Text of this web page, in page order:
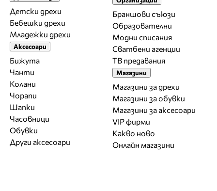
Детски дрехи
Бебешки дрехи
Младежки дрехи
Аксесоари
Бижута
Чанти
Колани
Чорапи
Шапки
Часовници
Обувки
Други аксесоари
Браншови съюзи
Образователни
Модни списания
Сватбени агенции
ТВ предавания
Магазини
Магазини за дрехи
Магазини за обувки
Магазини за aксесоари
VIP фирми
Какво ново
Онлайн магазини